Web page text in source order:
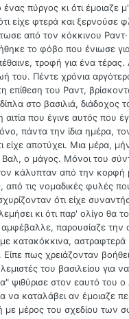
πύργος κι ότι έμοιαζε
είχε φτερά και ξερνούσε
από τον κόκκινου Ραντ·
το φόβο που ένιωσε
τροφή για ένα
του. Πέντε χρόνια
επίθεση του Ραντ,
στο βασιλιά, διάδοχος
αιτία που έγινε αυτός που
πάντα την ίδια ημέρα,
είχε αποτύχει. Μια μέρα,
ο μάγος. Μόνοι του
κάλυπταν από την κορφή
από τις νομαδικές φυλές
ότι είχε
κι ότι παρ' ολίγο θα
παρουσίαζε την
κατακόκκινα,
Είπε πως χρειάζονταν
του βασιλείου για
ψιθύρισε στον εαυτό του
να καταλάβει αν έμοιαζε
μέρος του σχεδίου των